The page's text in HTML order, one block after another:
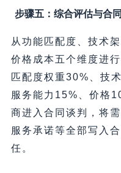
步骤五：综合评估与合
从功能匹配度、技术
价格成本五个维度进
匹配度权重30%、技
服务能力15%、价格
商进入合同谈判，将
服务承诺等全部写入
任。